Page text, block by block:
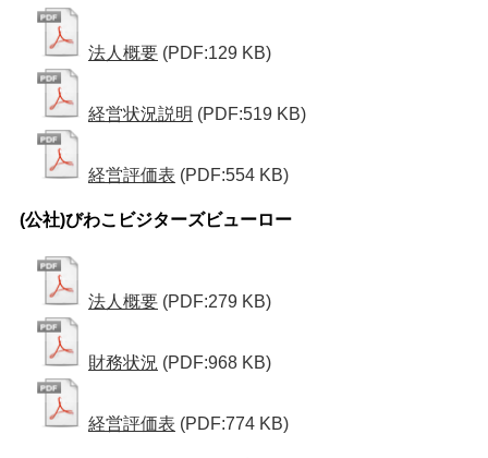
法人概要 (PDF:129 KB)
経営状況説明 (PDF:519 KB)
経営評価表 (PDF:554 KB)
(公社)びわこビジターズビューロー
法人概要 (PDF:279 KB)
財務状況 (PDF:968 KB)
経営評価表 (PDF:774 KB)